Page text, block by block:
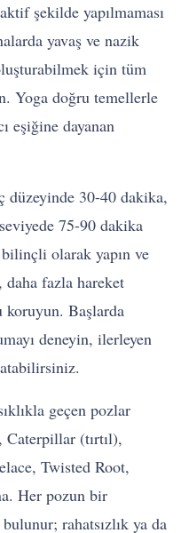
şekilde yapılmaması
yavaş ve nazik
için tüm
Yoga doğru temellerle
eşiğine dayanan
düzeyinde 30-40 dakika,
75-90 dakika
bilinçli olarak yapın ve
daha fazla hareket
koruyun. Başlarda
deneyin, ilerleyen
geçen pozlar
(tırtıl),
Twisted Root,
Her pozun bir
rahatsızlık ya da